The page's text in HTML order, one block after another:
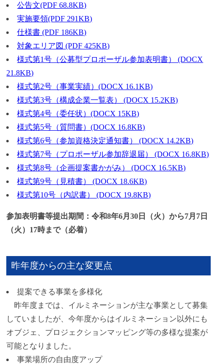
公告文(PDF 68.8KB)
実施要領(PDF 291KB)
仕様書 (PDF 186KB)
対象エリア図 (PDF 425KB)
様式第1号（公募型プロポーザル参加表明書） (DOCX
21.8KB)
様式第2号（事業実績）(DOCX 16.1KB)
様式第3号（構成企業一覧表） (DOCX 15.2KB)
様式第4号（委任状）(DOCX 15KB)
様式第5号（質問書）(DOCX 16.8KB)
様式第6号（参加資格決定通知書） (DOCX 14.2KB)
様式第7号（プロポーザル参加辞退届） (DOCX 16.8KB)
様式第8号（企画提案書かがみ） (DOCX 16.5KB)
様式第9号（見積書） (DOCX 18.6KB)
様式第10号（内訳書） (DOCX 19.8KB)
参加表明書等提出期間：令和8年6月30日（火）から7月7日
（火）17時まで（必着）
昨年度からの主な変更点
提案できる事業を多様化
昨年度までは、イルミネーションが主な事業として募集
していましたが、今年度からはイルミネーション以外にも
オブジェ、プロジェクションマッピング等の多様な提案が
可能となりました。
事業場所の自由度アップ